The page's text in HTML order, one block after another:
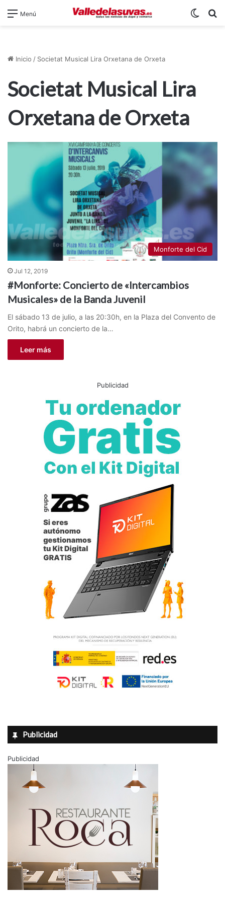
Menú
Inicio / Societat Musical Lira Orxetana de Orxeta
Societat Musical Lira
Orxetana de Orxeta
Monforte del Cid
Jul 12, 2019
#Monforte: Concierto de «Intercambios
Musicales» de la Banda Juvenil
El sábado 13 de julio, a las 20:30h, en la Plaza del Convento de
Orito, habrá un concierto de la…
Leer más
Publicidad
Publicidad
Publicidad